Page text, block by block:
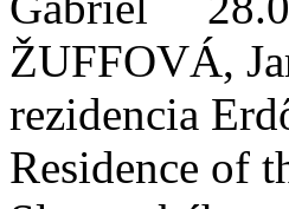
ŽUFFOVÁ,
rezidencia
Residence of